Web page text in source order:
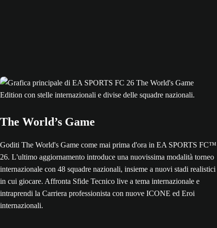
The World’s Game
Goditi The World's Game come mai prima d'ora in EA SPORTS FC™
26. L'ultimo aggiornamento introduce una nuovissima modalità torneo
internazionale con 48 squadre nazionali, insieme a nuovi stadi realistici
in cui giocare. Affronta Sfide Tecnico live a tema internazionale e
intraprendi la Carriera professionista con nuove ICONE ed Eroi
internazionali.